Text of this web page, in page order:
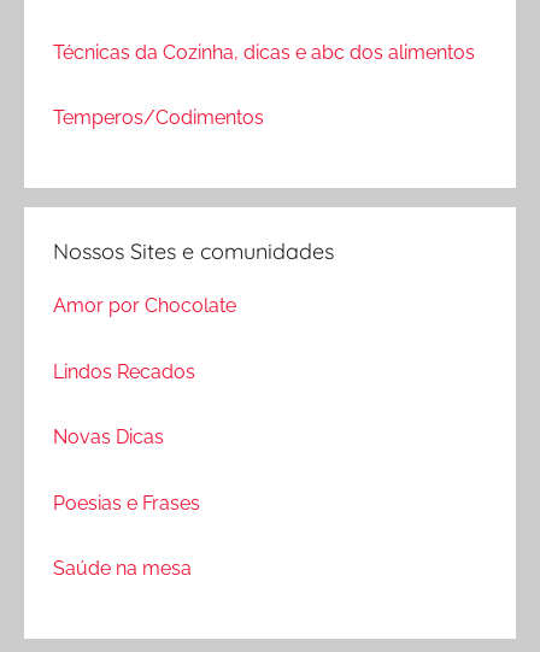
Técnicas da Cozinha, dicas e abc dos alimentos
Temperos/Codimentos
Nossos Sites e comunidades
Amor por Chocolate
Lindos Recados
Novas Dicas
Poesias e Frases
Saúde na mesa